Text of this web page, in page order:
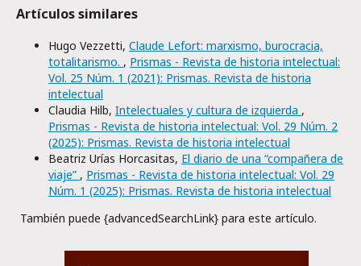
Artículos similares
Hugo Vezzetti, Claude Lefort: marxismo, burocracia,
totalitarismo. , Prismas - Revista de historia intelectual:
Vol. 25 Núm. 1 (2021): Prismas. Revista de historia
intelectual
Claudia Hilb, Intelectuales y cultura de izquierda ,
Prismas - Revista de historia intelectual: Vol. 29 Núm. 2
(2025): Prismas. Revista de historia intelectual
Beatriz Urías Horcasitas, El diario de una “compañera de
viaje” , Prismas - Revista de historia intelectual: Vol. 29
Núm. 1 (2025): Prismas. Revista de historia intelectual
También puede {advancedSearchLink} para este artículo.